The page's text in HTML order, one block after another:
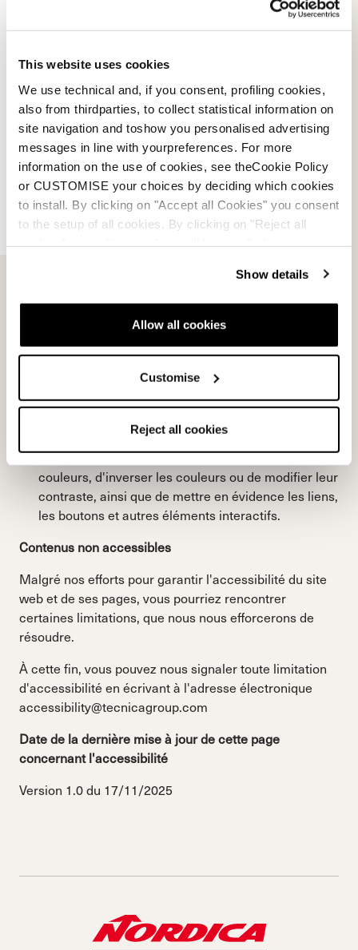
This website uses cookies
We use technical and, if you consent, profiling cookies,
also from thirdparties, to collect statistical information on
site navigation and toshow you personalised advertising
messages in line with yourpreferences. For more
information on the use of cookies, see theCookie Policy
or CUSTOMISE your choices by deciding which cookies
to install. By clicking on "Accept all Cookies" you consent
to the setup of all cookies. By clicking on "Reject all
Show details
Allow all cookies
Customise
Reject all cookies
Profil dédié aux personnes à mobilité réduite.
l'utilisation des commandes.
Lecteur d'écran.Lecteur vocal d'écran adapté aux
personnes aveugles.
Profil dédié aux personnes daltoniennes.Réglage
intelligent du contraste des couleurs.
Profil adapté aux personnes malvoyantes.Améliore
la visibilité du site web.
Profil adapté aux personnes souffrant d'un handicap
Aide à la lecture et à la concentration.
Profil adapté aux personnes souffrant de TDAH.
Permet une meilleure concentration et moins de
Par exemple, il permet d'augmenter la
taille du texte à l'écran, de régler l'intensité des
couleurs, d'inverser les couleurs ou de modifier leur
contraste, ainsi que de mettre en évidence les liens,
les boutons et autres éléments interactifs.
Contenus non accessibles
Malgré nos efforts pour garantir l'accessibilité du site
web et de ses pages, vous pourriez rencontrer
certaines limitations, que nous nous efforcerons de
résoudre.
À cette fin, vous pouvez nous signaler toute limitation
d'accessibilité en écrivant à l'adresse électronique
accessibility@tecnicagroup.com
Date de la dernière mise à jour de cette page
concernant l'accessibilité
Version 1.0 du 17/11/2025